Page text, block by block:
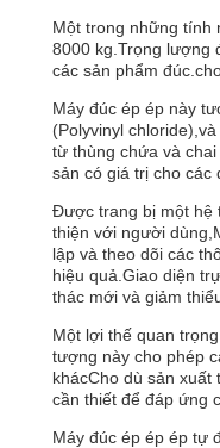
Một trong những tính
8000 kg.Trọng lượng
các sản phẩm
Máy đúc ép ép này
(Polyvinyl
từ thùng chứa và
sản có giá trị cho các
Được trang bị một hệ
thiện với người
lập và theo dõi các
hiệu quả.Giao diện
thác mới và giảm
Một lợi thế quan
tượng này cho phép
khácCho dù sản
cần thiết để đáp ứng
Máy đúc ép ép ép tự